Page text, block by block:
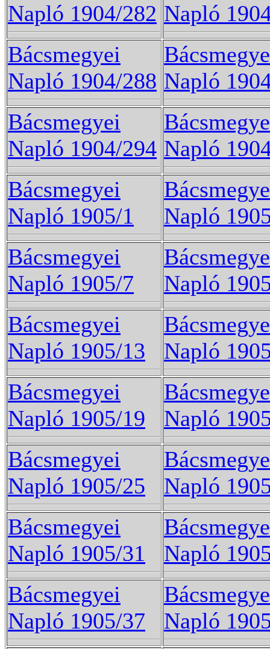
Napló 1904/282 Napló
Bácsmegyei
Napló 1904/288 Napló
Bácsmegyei
Napló 1904/294 Napló
Bácsmegyei
Napló 1905/1
Napló
Bácsmegyei
Napló 1905/7
Napló
Bácsmegyei
Napló 1905/13
Napló
Bácsmegyei
Napló 1905/19
Napló
Bácsmegyei
Napló 1905/25
Napló
Bácsmegyei
Napló 1905/31
Napló
Bácsmegyei
Napló 1905/37
Napló